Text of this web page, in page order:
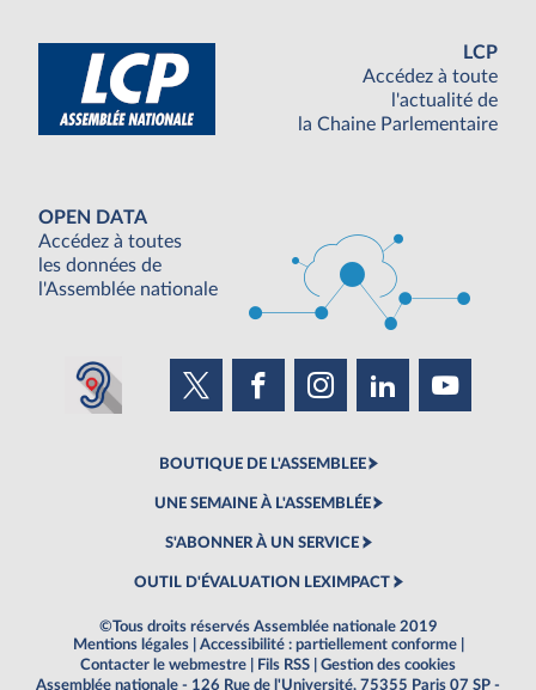
LCP
Accédez à toute
l'actualité de
la Chaine Parlementaire
OPEN DATA
Accédez à toutes
les données de
l'Assemblée nationale
BOUTIQUE DE L'ASSEMBLEE
UNE SEMAINE À L'ASSEMBLÉE
S'ABONNER À UN SERVICE
OUTIL D'ÉVALUATION LEXIMPACT
©Tous droits réservés Assemblée nationale 2019
Mentions légales
Accessibilité : partiellement conforme
Contacter le webmestre
Fils RSS
Gestion des cookies
Assemblée nationale - 126 Rue de l'Université, 75355 Paris 07 SP -